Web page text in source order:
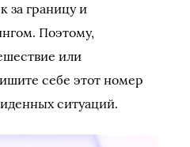
за границу и
Поэтому,
или
себе этот номер
ситуаций.